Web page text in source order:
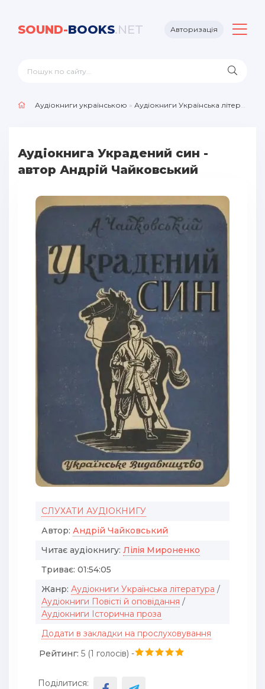
SOUND-BOOKS.NET Авторизація
Аудіокниги українською » Аудіокниги Українська література
Аудіокнига Украдений син -
автор Андрій Чайковський
СЛУХАТИ АУДІОКНИГУ
Автор: Андрій Чайковський
Читає аудіокнигу: Лілія Мироненко
Триває: 01:54:05
Жанр: Аудіокниги Українська література /
Аудіокниги Повісті й оповідання /
Аудіокниги Історична проза
Додати в закладки на прослуховування
Рейтинг: 5 (1 голосів) -
Поділитися: